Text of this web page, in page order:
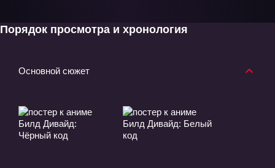
Порядок просмотра и хронология
Основной сюжет